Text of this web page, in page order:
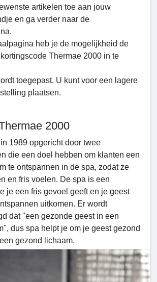
artikelen toe aan jouw
en ga verder naar de
heb je de mogelijkheid de
kortingscode Thermae 2000 in te
toegepast. U kunt voor een lagere
plaatsen.
2000
1989 opgericht door twee
die een doel hebben om klanten een
te ontspannen in de spa, zodat ze
en fris voelen. De spa is een
je een fris gevoel geeft en je geest
uitkomen. Er wordt
dat "een gezonde geest in een
dus spa helpt je om je geest gezond
gezond lichaam.